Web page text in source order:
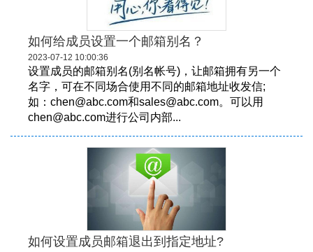
如何给成员设置一个邮箱别名？
2023-07-12 10:00:36
设置成员的邮箱别名(别名帐号)，让邮箱拥有另一个
名字，可在不同场合使用不同的邮箱地址收发信;
如：chen@abc.com和sales@abc.com。可以用
chen@abc.com进行公司内部...
如何设置成员邮箱退出到指定地址?